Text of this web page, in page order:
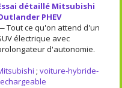
détaillé Mitsubishi
PHEV
Tout ce qu'on attend d'un
électrique avec
d'autonomie.
; voiture-hybride-